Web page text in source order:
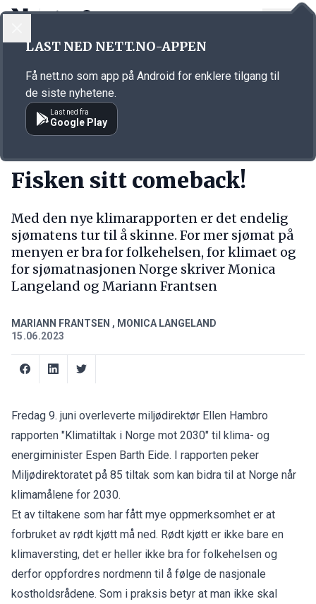
Annonsørinnhold
Fisken sitt comeback!
Med den nye klimarapporten er det endelig
sjømatens tur til å skinne. For mer sjømat på
menyen er bra for folkehelsen, for klimaet og
for sjømatnasjonen Norge skriver Monica
Langeland og Mariann Frantsen
MARIANN FRANTSEN , MONICA LANGELAND
15.06.2023
Fredag 9. juni overleverte miljødirektør Ellen Hambro
rapporten "Klimatiltak i Norge mot 2030" til klima- og
energiminister Espen Barth Eide. I rapporten peker
Miljødirektoratet på 85 tiltak som kan bidra til at Norge når
klimamålene for 2030.
Et av tiltakene som har fått mye oppmerksomhet er at
forbruket av rødt kjøtt må ned. Rødt kjøtt er ikke bare en
klimaversting, det er heller ikke bra for folkehelsen og
derfor oppfordres nordmenn til å følge de nasjonale
kostholdsrådene. Som i praksis betyr at man ikke skal
LAST NED NETT.NO-APPEN
Få nett.no som app på Android for enklere tilgang til
de siste nyhetene.
Last ned fra
Google Play